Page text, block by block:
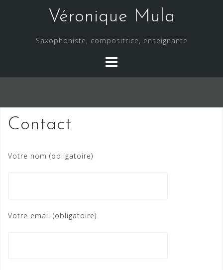
Véronique Mula
Saxophoniste, compositrice, enseignante
Contact
Votre nom (obligatoire)
Votre email (obligatoire)